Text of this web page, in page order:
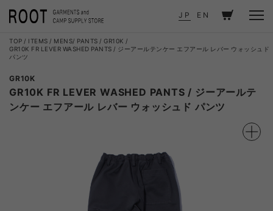
JP EN
TOP ITEMS MENS PANTS
GR10K
GR10K FR LEVER WASHED PANTS / ジーアールテンケー エフアール レバー ウォッシュド
パンツ
GR10K
GR10K FR LEVER WASHED PANTS / ジーアールテ
ンケー エフアール レバー ウォッシュド パンツ